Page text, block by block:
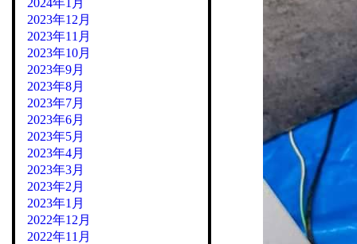
2024年1月
2023年12月
2023年11月
2023年10月
2023年9月
2023年8月
2023年7月
2023年6月
2023年5月
2023年4月
2023年3月
2023年2月
2023年1月
2022年12月
2022年11月